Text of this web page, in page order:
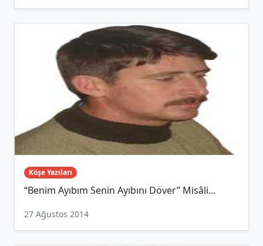
Köşe Yazıları
“Benim Ayıbım Senin Ayıbını Döver” Misâli...
27 Ağustos 2014